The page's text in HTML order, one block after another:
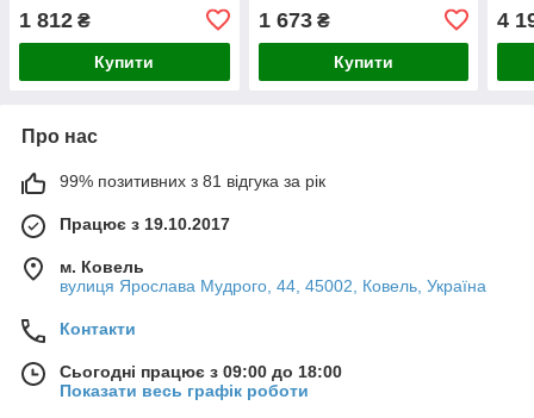
1 812 ₴
Купити
1 673₴
Купити
4
Про нас
99% позитивних з 81 відгука за рік
Працює з 19.10.2017
м. Ковель
вулиця Ярослава Мудрого, 44, 45002, Ковель, Україна
Контакти
Сьогодні працює з 09:00 до 18:00
Показати весь графік роботи